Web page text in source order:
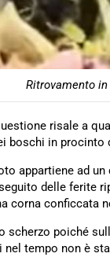
Ritrovamento
risale a
boschi in procinto
appartiene ad un
delle ferite
corna conficcata
scherzo poiché
tempo non è